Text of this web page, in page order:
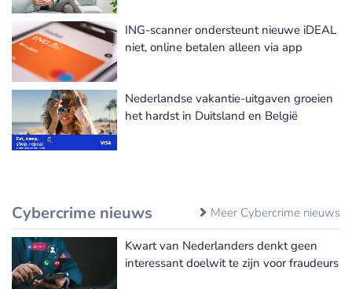
ING-scanner ondersteunt nieuwe iDEAL
niet, online betalen alleen via app
Nederlandse vakantie-uitgaven groeien
het hardst in Duitsland en België
Cybercrime nieuws Meer Cybercrime nieuws
Kwart van Nederlanders denkt geen
interessant doelwit te zijn voor fraudeurs